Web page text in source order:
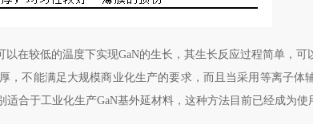
以在较低的温度下实现GaN的生长，其生长反应过程简单，
，不能满足大规模商业化生产的要求，而且当采用等离子
适合于工业化生产GaN基外延材料，这种方法目前已经成为使